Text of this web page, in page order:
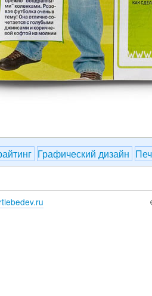
Графический дизайн